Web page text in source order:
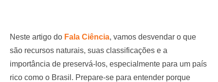
Neste artigo do Fala Ciência, vamos desvendar o que
são recursos naturais, suas classificações e a
importância de preservá-los, especialmente para um país
rico como o Brasil. Prepare-se para entender porque